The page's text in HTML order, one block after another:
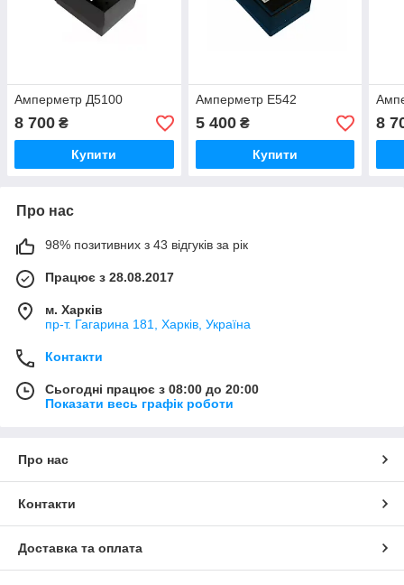
Амперметр Д5100
8 700 ₴
Купити
Амперметр Е542
5 400₴
Купити
8
Про нас
98% позитивних з 43 відгуків за рік
Працює з 28.08.2017
м. Харків
пр-т. Гагарина 181, Харків, Україна
Контакти
Сьогодні працює з 08:00 до 20:00
Показати весь графік роботи
Про нас
Контакти
Доставка та оплата